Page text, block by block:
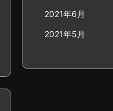
2021年6月
2021年5月